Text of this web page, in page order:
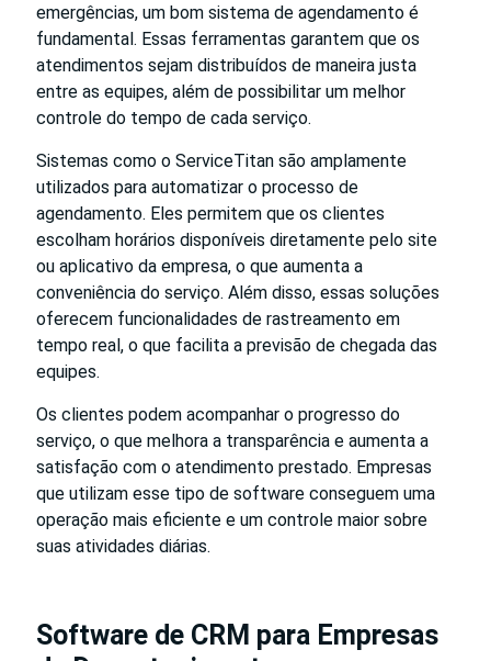
emergências, um bom sistema de agendamento é
fundamental. Essas ferramentas garantem que os
atendimentos sejam distribuídos de maneira justa
entre as equipes, além de possibilitar um melhor
controle do tempo de cada serviço.
Sistemas como o ServiceTitan são amplamente
utilizados para automatizar o processo de
agendamento. Eles permitem que os clientes
escolham horários disponíveis diretamente pelo site
ou aplicativo da empresa, o que aumenta a
conveniência do serviço. Além disso, essas soluções
oferecem funcionalidades de rastreamento em
tempo real, o que facilita a previsão de chegada das
equipes.
Os clientes podem acompanhar o progresso do
serviço, o que melhora a transparência e aumenta a
satisfação com o atendimento prestado. Empresas
que utilizam esse tipo de software conseguem uma
operação mais eficiente e um controle maior sobre
suas atividades diárias.
Software de CRM para Empresas